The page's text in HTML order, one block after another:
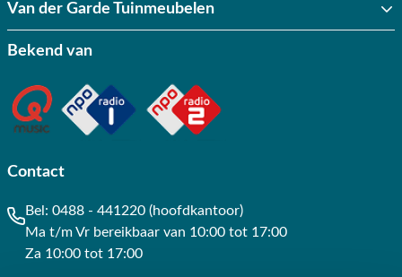
Van der Garde Tuinmeubelen
Bekend van
Contact
Bel: 0488 - 441220 (hoofdkantoor)
Ma t/m Vr bereikbaar van 10:00 tot 17:00
Za 10:00 tot 17:00